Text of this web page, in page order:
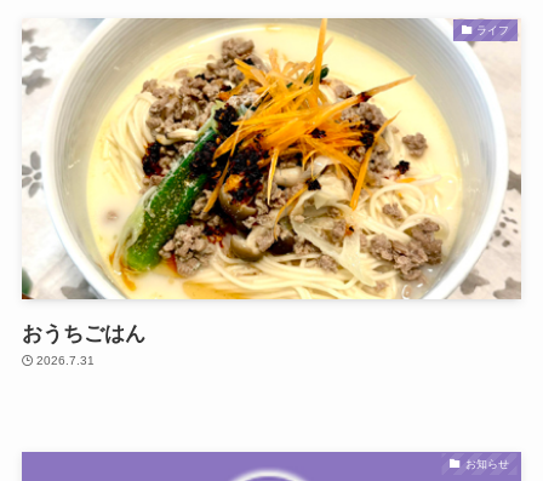
ライフ
おうちごはん
2026.7.31
お知らせ